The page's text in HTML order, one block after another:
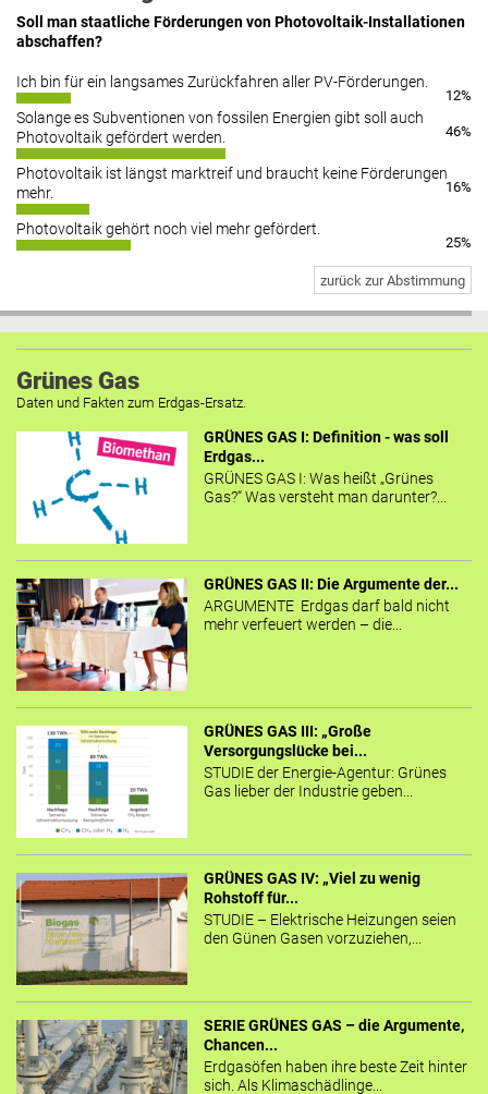
Soll man staatliche Förderungen von Photovoltaik-Installationen
abschaffen?
Ich bin für ein langsames Zurückfahren aller PV-Förderungen.
12%
Solange es Subventionen von fossilen Energien gibt soll auch
Photovoltaik gefördert werden.
46%
Photovoltaik ist längst marktreif und braucht keine Förderungen
mehr.
16%
Photovoltaik gehört noch viel mehr gefördert.
25%
zurück zur Abstimmung
Grünes Gas
Daten und Fakten zum Erdgas-Ersatz.
GRÜNES GAS I: Definition - was soll
Erdgas...
GRÜNES GAS I: Was heißt „Grünes
Gas?“ Was versteht man darunter?...
GRÜNES GAS II: Die Argumente der...
ARGUMENTE Erdgas darf bald nicht
mehr verfeuert werden – die...
GRÜNES GAS III: „Große
Versorgungslücke bei...
STUDIE der Energie-Agentur: Grünes
Gas lieber der Industrie geben...
GRÜNES GAS IV: „Viel zu wenig
Rohstoff für...
STUDIE – Elektrische Heizungen seien
den Günen Gasen vorzuziehen,...
SERIE GRÜNES GAS – die Argumente,
Chancen...
Erdgasöfen haben ihre beste Zeit hinter
sich. Als Klimaschädlinge...